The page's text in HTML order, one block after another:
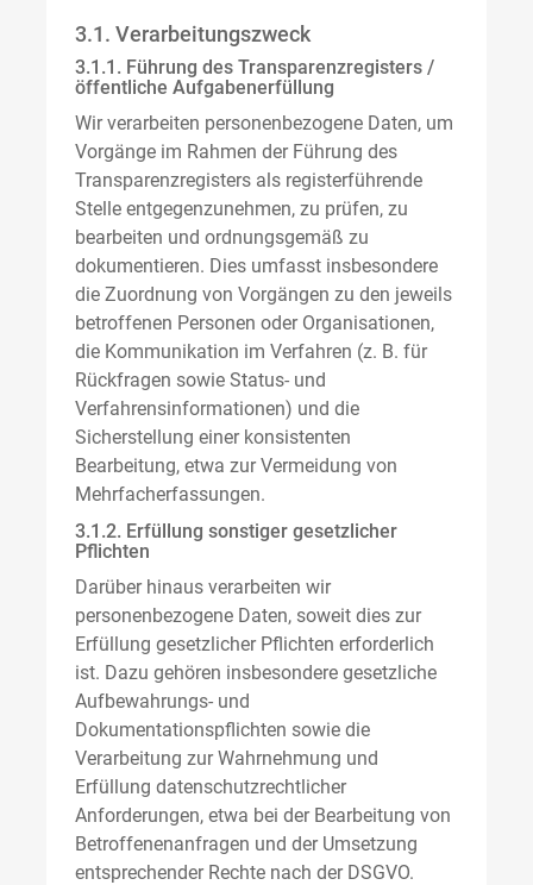
3.1. Verarbeitungszweck
3.1.1. Führung des Transparenzregisters /
öffentliche Aufgabenerfüllung
Wir verarbeiten personenbezogene Daten, um
Vorgänge im Rahmen der Führung des
Transparenzregisters als registerführende
Stelle entgegenzunehmen, zu prüfen, zu
bearbeiten und ordnungsgemäß zu
dokumentieren. Dies umfasst insbesondere
die Zuordnung von Vorgängen zu den jeweils
betroffenen Personen oder Organisationen,
die Kommunikation im Verfahren (z. B. für
Rückfragen sowie Status- und
Verfahrensinformationen) und die
Sicherstellung einer konsistenten
Bearbeitung, etwa zur Vermeidung von
Mehrfacherfassungen.
3.1.2. Erfüllung sonstiger gesetzlicher
Pflichten
Darüber hinaus verarbeiten wir
personenbezogene Daten, soweit dies zur
Erfüllung gesetzlicher Pflichten erforderlich
ist. Dazu gehören insbesondere gesetzliche
Aufbewahrungs- und
Dokumentationspflichten sowie die
Verarbeitung zur Wahrnehmung und
Erfüllung datenschutzrechtlicher
Anforderungen, etwa bei der Bearbeitung von
Betroffenenanfragen und der Umsetzung
entsprechender Rechte nach der DSGVO.